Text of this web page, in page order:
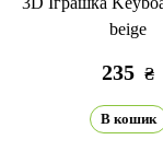
beige
235 ₴
В кошик